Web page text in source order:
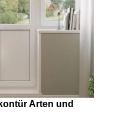
Arten und